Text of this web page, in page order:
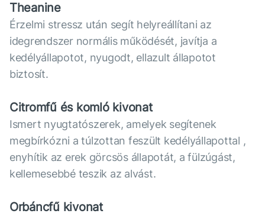
Theanine
Érzelmi stressz után segít helyreállítani az
idegrendszer normális működését, javítja a
kedélyállapotot, nyugodt, ellazult állapotot
biztosít.
Citromfű és komló kivonat
Ismert nyugtatószerek, amelyek segítenek
megbírkózni a túlzottan feszült kedélyállapottal ,
enyhítik az erek görcsös állapotát, a fülzúgást,
kellemesebbé teszik az alvást.
Orbáncfű kivonat